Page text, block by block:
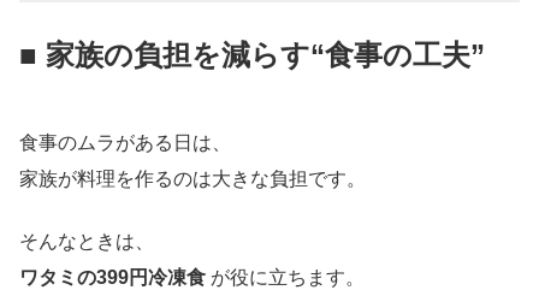
■ 家族の負担を減らす“食事の工夫”
食事のムラがある日は、
家族が料理を作るのは大きな負担です。
そんなときは、
ワタミの399円冷凍食 が役に立ちます。